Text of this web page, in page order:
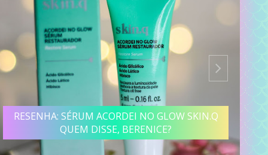
RESENHA: SÉRUM ACORDEI NO GLOW SKIN.Q
QUEM DISSE, BERENICE?